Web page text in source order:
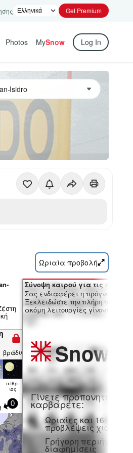
Get Premium
Photos MySnow Log In
Ωριαία προβολή
βράδυ
αίθρ­
ιος
0
Σύνοψη καιρού για τις ημέρες
Σας ενδιαφέρει η πρόγνωση 16
Ξεκλειδώστε την πλήρη
ακόμη λειτουργίες γίνοντας
Snow
Γίνετε προπονητή και
καρβάρετε:
Ωριαίες και
προβλέψεις χιονιού
Γρήγορη περιήγηση
διαφημίσεις